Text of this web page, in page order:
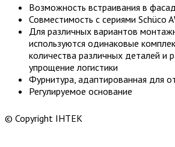
Возможность встраивания в
Совместимость с сериями Schüco
Для различных вариантов
используются одинаковые
количества различных деталей и
упрощение логистики
Фурнитура, адаптированная для
Регулируемое основание
© Copyright ІНТЕК